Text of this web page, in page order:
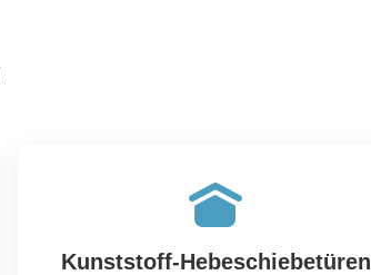
Kunststoff-Hebeschiebetüren